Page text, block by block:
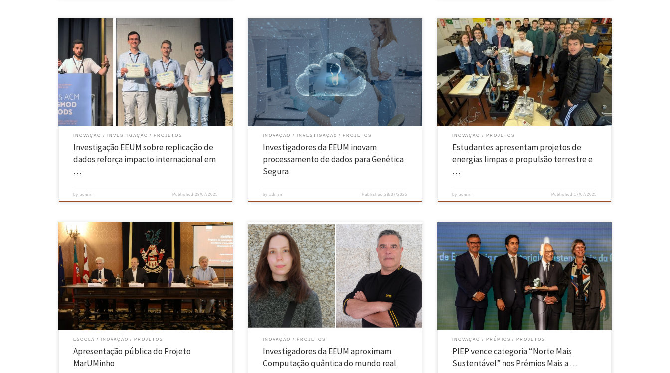
Investigação do INESC TEC UMinho sobre replicação de dados em
bases de dados relacionais foi, recentemente, distinguida com uma
menção honrosa na SIGMOD 2025, uma das principais conferências
internacionais na área de gestão de dados, posicionando-se entre os
quatro melhores artigos da conferência dos 250 submetidos. O artigo
intitulado “CRDV: Conflict‑free […]
INOVAÇÃO INVESTIGAÇÃO PROJETOS
Investigação EEUM sobre replicação de
dados reforça impacto internacional em
…
byadmin Published 28/07/2025
Uma equipa de investigadores do INESC TEC UMinho desenvolveu
uma nova ferramenta chamada Gyosa, capaz de realizar estudos
genómicos de forma segura em ambientes de computação em nuvem,
sem comprometer a privacidade dos dados. A inovação promete
revolucionar a forma como se processam análises genómicas em larga
escala, especialmente, na […]
INOVAÇÃO INVESTIGAÇÃO PROJETOS
Investigadores da EEUM inovam
processamento de dados para Genética
Segura
byadmin Published 28/07/2025
Estudantes do Mestrado em Engenharia Mecânica da EEUM
apresentaram demonstradores de tecnologias ligadas às energias
limpas e à propulsão terrestre e aeroespacial Os estudantes do 1.º
ano da Área de Especialização em Tecnologias Energéticas e
Ambientais aplicaram os conhecimentos adquiridos na unidade
curricular de Processos Termoquímicos, construindo quatro protótipos
demonstradores […]
INOVAÇÃO PROJETOS
Estudantes apresentam projetos de
energias limpas e propulsão terrestre e
…
byadmin Published 17/07/2025
O MarUMinho – Programa de Investigação Multidisciplinar em Ciência
e Tecnologia Marinha da Universidade do Minho foi apresentado
publicamente no dia 2 de julho, no Salão Nobre da Reitoria, no Largo
do Paço, em Braga. O projeto tem financiamento da Fundação
Calouste Gulbenkian. A sessão contou com as intervenções do […]
ESCOLA INOVAÇÃO PROJETOS
Apresentação pública do Projeto
MarUMinho
E se fosse possível usar computadores quânticos para descobrir novos
medicamentos, desenvolver materiais mais resistentes ou simular
reações químicas com uma precisão impensável? Luís Paulo Santos e
Mafalda Ramôa, investigadores do INESC TEC UMinho, têm
trabalhado, em colaboração muito próxima com investigadores da
Virginia Tech Center for Quantum Information Science […]
INOVAÇÃO PROJETOS
Investigadores da EEUM aproximam
Computação quântica do mundo real
O Projeto VALORNATURE, do PIEP, distinguiu-se pela componente de
inovação e pela promoção de dinâmicas transfronteiriças entre o
tecido empresarial da Euro-Região Galiza e Norte de Portugal. O PIEP
— Pólo de Inovação em Engenharia de Polímeros, centro de tecnologia
e inovação sediado em Guimarães, foi distinguido pela Comissão de
INOVAÇÃO PRÉMIOS PROJETOS
PIEP vence categoria “Norte Mais
Sustentável” nos Prémios Mais a …